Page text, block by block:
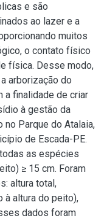
e são
ao lazer e a
muitos
o contato físico
física. Desse modo,
arborização do
a finalidade de criar
à gestão da
Parque do Atalaia,
de Escada-PE.
as espécies
≥ 15 cm. Foram
altura total,
à altura do peito),
dados foram